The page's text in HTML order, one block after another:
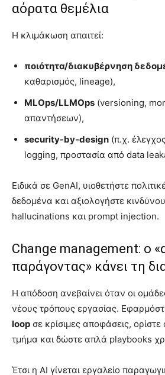
αόρατα θεμέλια
Η κλιμάκωση απαιτεί:
ποιότητα/διακυβέρνηση
καθαρισμός, lineage),
MLOps/LLMOps (versioning,
απαντήσεων),
security-by-design (π.χ.
logging, προστασία από data
Ειδικά σε GenAI, υιοθετήστε
δεδομένα και αξιολογήστε
hallucinations και prompt injection.
Change management: ο
παράγοντας» κάνει τη
Η απόδοση ανεβαίνει όταν οι
νέους τρόπους εργασίας.
loop σε κρίσιμες αποφάσεις,
τμήμα και δώστε απλά playbooks
Έτσι η AI γίνεται εργαλείο